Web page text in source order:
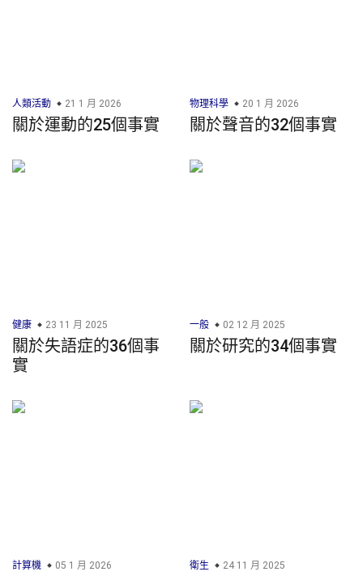
人類活動 21 1 月 2026
關於運動的25個事實
物理科學 20 1 月 2026
關於聲音的32個事實
健康 23 11 月 2025
關於失語症的36個事
實
一般 02 12 月 2025
關於研究的34個事實
計算機 05 1 月 2026 衛生 24 11 月 2025